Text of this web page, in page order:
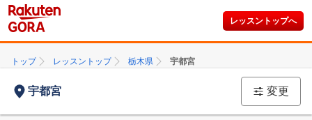
レッスントップへ
トップ レッスントップ 栃木県 宇都宮
宇都宮 変更